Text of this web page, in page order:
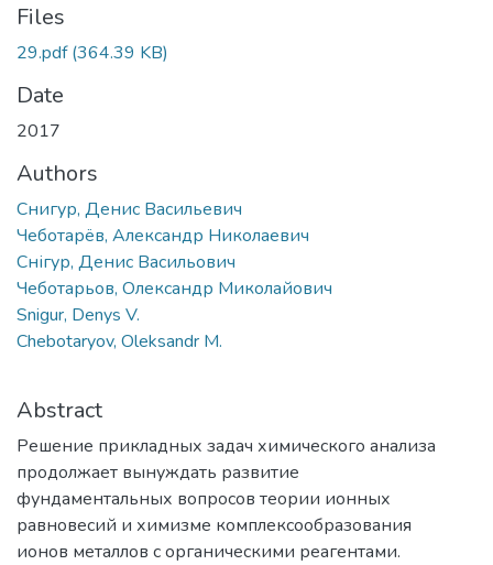
Files
29.pdf(364.39 KB)
Date
2017
Authors
Снигур, Денис Васильевич
Чеботарёв, Александр Николаевич
Снігур, Денис Васильович
Чеботарьов, Олександр Миколайович
Snigur, Denys V.
Chebotaryov, Oleksandr M.
Abstract
Решение прикладных задач химического анализа
продолжает вынуждать развитие
фундаментальных вопросов теории ионных
равновесий и химизме комплексообразования
ионов металлов с органическими реагентами.